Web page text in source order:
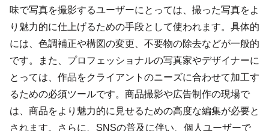
味で写真を撮影するユーザーにとっては、撮った写真をよ
り魅力的に仕上げるための手段として使われます。具体的
には、色調補正や構図の変更、不要物の除去などが一般的
です。また、プロフェッショナルの写真家やデザイナーに
とっては、作品をクライアントのニーズに合わせて加工す
るための必須ツールです。商品撮影や広告制作の現場で
は、商品をより魅力的に見せるための高度な編集が必要と
されます。さらに、SNSの普及に伴い、個人ユーザーで